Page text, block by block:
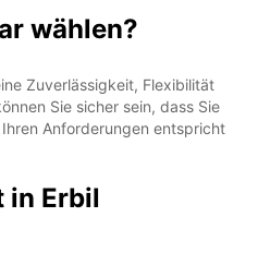
wählen?
Zuverlässigkeit, Flexibilität
Sie sicher sein, dass Sie
Anforderungen entspricht
in Erbil